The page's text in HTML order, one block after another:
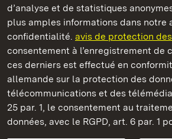
d’analyse et de statistiques
plus amples informations dans notre
confidentialité. avis de protection
consentement à l’enregistrement de
ces derniers est effectué en
allemande sur la protection des
télécommunications et des
25 par. 1, le consentement au
données, avec le RGPD, art. 6 par. 1
Château résidentiel de Mergentheim
Châteaux et jardins publics du Bade-
FAQ et réponsesMentions légales
Explications sur l’accessibilité
BITV-konform (geprüfte Seiten)